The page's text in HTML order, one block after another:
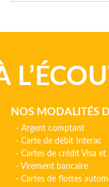
NOS MODALITÉS
- Argent comptant
- Carte de débit Interac
- Cartes de crédit Visa et
- Virement bancaire
- Cartes de flottes